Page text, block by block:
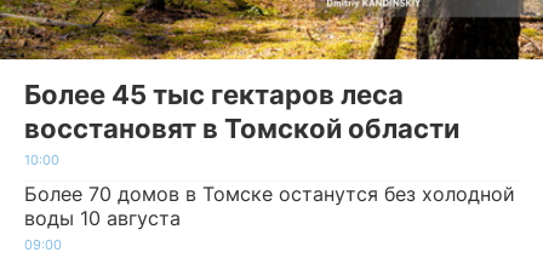
Более 45 тыс гектаров леса
восстановят в Томской области
10:00
Более 70 домов в Томске останутся без холодной
воды 10 августа
09:00